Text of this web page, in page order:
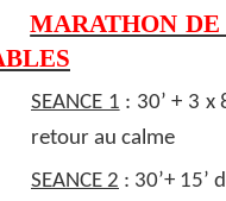
MARATHON
SEANCE 1 : 30’ + 3 x
retour au calme
SEANCE 2 : 30’+ 15’